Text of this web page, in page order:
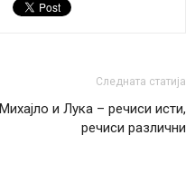
Следната статија
Михајло и Лука – речиси исти,
речиси различни